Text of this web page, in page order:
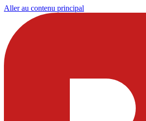
Aller au contenu principal